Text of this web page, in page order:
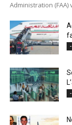
Administration